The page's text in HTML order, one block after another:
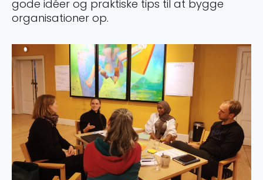
gode idéer og praktiske tips til at bygge
organisationer op.